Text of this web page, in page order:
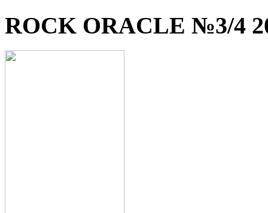
ROCK ORACLE №3/4